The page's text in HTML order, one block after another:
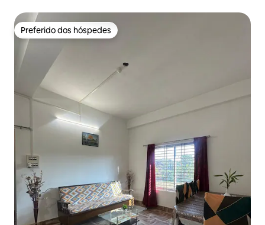
Preferido dos hóspedes
Preferido dos hóspedes